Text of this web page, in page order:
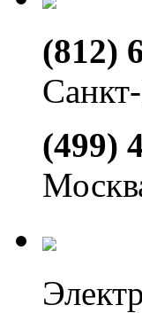
(812)
(499)